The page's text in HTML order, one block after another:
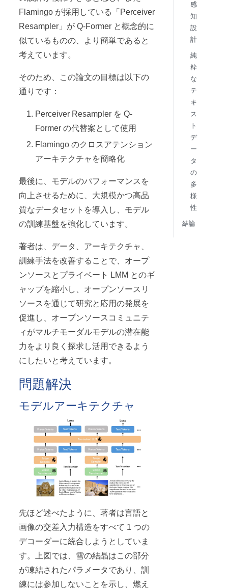
Flamingo が採用している「Perceiver
Resampler」が Q-Former と概念的に
似ているものの、より簡単であると
考えています。
そのため、この論文の目標は以下の
通りです：
Perceiver Resampler を Q-
Former の代替案として使用
Flamingo のクロスアテンション
アーキテクチャを簡略化
最後に、モデルのパフォーマンスを
向上させるために、大規模かつ高品
質なデータセットを導入し、モデル
の訓練基盤を強化しています。
著者は、データ、アーキテクチャ、
訓練手法を改善することで、オープ
ンソースとプライベート LMM とのギ
ャップを縮小し、オープンソースリ
ソースを通じて研究と応用の発展を
促進し、オープンソースコミュニテ
ィがマルチモーダルモデルの潜在能
力をより良く探求し活用できるよう
にしたいと考えています。
問題解決
モデルアーキテクチャ
先ほど述べたように、著者は言語と
画像の交差入力構造をすべて 1 つの
デコーダーに統合しようとしていま
す。上図では、雪の結晶はこの部分
が凍結されたパラメータであり、訓
練には参加しないことを示し、燃え
感
知
設
計
純
粋
な
テ
キ
ス
ト
デ
ー
タ
の
多
様
性
結論